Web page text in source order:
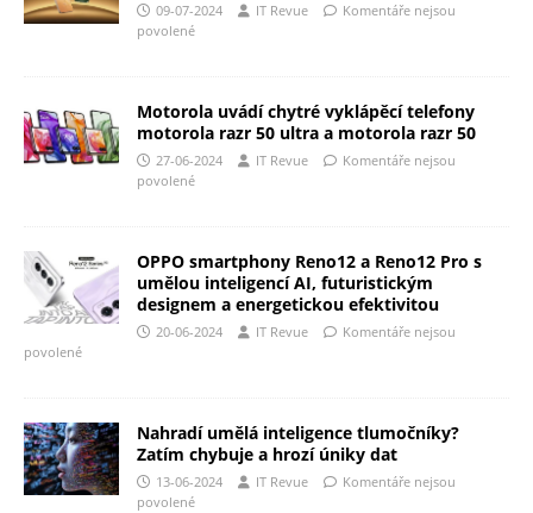
09-07-2024 IT Revue
Komentáře nejsou
povolené
Motorola uvádí chytré vyklápěcí telefony
motorola razr 50 ultra a motorola razr 50
27-06-2024 IT Revue
Komentáře nejsou
povolené
OPPO smartphony Reno12 a Reno12 Pro s
umělou inteligencí AI, futuristickým
designem a energetickou efektivitou
20-06-2024 IT Revue
Komentáře nejsou
povolené
Nahradí umělá inteligence tlumočníky?
Zatím chybuje a hrozí úniky dat
13-06-2024 IT Revue
Komentáře nejsou
povolené